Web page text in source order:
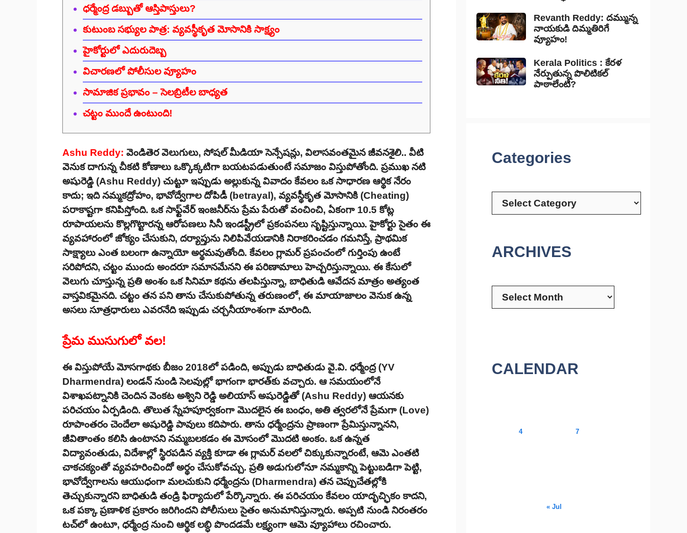
ధర్మేంద్ర డబ్బుతో ఆస్తిపాస్తులు?
కుటుంబ సభ్యుల పాత్ర: వ్యవస్థీకృత మోసానికి సాక్ష్యం
హైకోర్టులో ఎదురుదెబ్బ
విచారణలో పోలీసుల వ్యూహం
సామాజిక ప్రభావం – సెలబ్రిటీల బాధ్యత
చట్టం ముందే ఉంటుంది!
Ashu Reddy: వెండితెర వెలుగులు, సోషల్ మీడియా సెన్సేషన్లు, విలాసవంతమైన జీవనశైలి.. వీటి
వెనుక దాగున్న చీకటి కోణాలు ఒక్కొక్కటిగా బయటపడుతుంటే సమాజం విస్తుపోతోంది. ప్రముఖ నటి
అషురెడ్డి (Ashu Reddy) చుట్టూ ఇప్పుడు అల్లుకున్న వివాదం కేవలం ఒక సాధారణ ఆర్థిక నేరం
కాదు; ఇది నమ్మకద్రోహం, భావోద్వేగాల దోపిడీ (betrayal), వ్యవస్థీకృత మోసానికి (Cheating)
పరాకాష్టగా కనిపిస్తోంది. ఒక సాఫ్ట్‌వేర్ ఇంజనీర్‌ను ప్రేమ పేరుతో వంచించి, ఏకంగా 10.5 కోట్ల
రూపాయలను కొల్లగొట్టారన్న ఆరోపణలు సినీ ఇండస్ట్రీలో ప్రకంపనలు సృష్టిస్తున్నాయి. హైకోర్టు సైతం ఈ
వ్యవహారంలో జోక్యం చేసుకుని, దర్యాప్తును నిలిపివేయడానికి నిరాకరించడం గమనిస్తే, ప్రాథమిక
సాక్ష్యాలు ఎంత బలంగా ఉన్నాయో అర్థమవుతోంది. కేవలం గ్లామర్ ప్రపంచంలో గుర్తింపు ఉంటే
సరిపోదని, చట్టం ముందు అందరూ సమానమేనని ఈ పరిణామాలు హెచ్చరిస్తున్నాయి. ఈ కేసులో
వెలుగు చూస్తున్న ప్రతి అంశం ఒక సినిమా కథను తలపిస్తున్నా, బాధితుడి ఆవేదన మాత్రం అత్యంత
వాస్తవికమైనది. చట్టం తన పని తాను చేసుకుపోతున్న తరుణంలో, ఈ మాయాజాలం వెనుక ఉన్న
అసలు సూత్రధారులు ఎవరనేది ఇప్పుడు చర్చనీయాంశంగా మారింది.
ప్రేమ ముసుగులో వల!
ఈ విస్తుపోయే మోసగాథకు బీజం 2018లో పడింది, అప్పుడు బాధితుడు వై.వి. ధర్మేంద్ర (YV
Dharmendra) లండన్ నుండి సెలవుల్లో భాగంగా భారత్‌కు వచ్చారు. ఆ సమయంలోనే
విశాఖపట్నానికి చెందిన వెంకట అశ్విని రెడ్డి అలియాస్ అషురెడ్డితో (Ashu Reddy) ఆయనకు
పరిచయం ఏర్పడింది. తొలుత స్నేహపూర్వకంగా మొదలైన ఈ బంధం, అతి త్వరలోనే ప్రేమగా (Love)
రూపాంతరం చెందేలా అషురెడ్డి పావులు కదిపారు. తాను ధర్మేంద్రను ప్రాణంగా ప్రేమిస్తున్నానని,
జీవితాంతం కలిసి ఉంటానని నమ్మబలకడం ఈ మోసంలో మొదటి అంకం. ఒక ఉన్నత
విద్యావంతుడు, విదేశాల్లో స్థిరపడిన వ్యక్తి కూడా ఈ గ్లామర్ వలలో చిక్కుకున్నారంటే, ఆమె ఎంతటి
చాకచక్యంతో వ్యవహరించిందో అర్థం చేసుకోవచ్చు. ప్రతి అడుగులోనూ నమ్మకాన్ని పెట్టుబడిగా పెట్టి,
భావోద్వేగాలను ఆయుధంగా మలచుకుని ధర్మేంద్రను (Dharmendra) తన చెప్పుచేతల్లోకి
తెచ్చుకున్నారని బాధితుడి తండ్రి ఫిర్యాదులో పేర్కొన్నారు. ఈ పరిచయం కేవలం యాదృచ్ఛికం కాదని,
ఒక పక్కా ప్రణాళిక ప్రకారం జరిగిందని పోలీసులు సైతం అనుమానిస్తున్నారు. అప్పటి నుండి నిరంతరం
టచ్‌లో ఉంటూ, ధర్మేంద్ర నుంచి ఆర్థిక లబ్ధి పొందడమే లక్ష్యంగా ఆమె వ్యూహాలు రచించారు.
Revanth Reddy: దమ్మున్న
నాయకుడి దిమ్మతిరిగే
వ్యూహం!
Kerala Politics : కేరళ
నేర్పుతున్న పొలిటికల్
పాఠాలేంటి?
Categories
ARCHIVES
CALENDAR
4 7
« Jul